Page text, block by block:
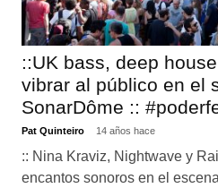
::UK bass, deep
vibrar al público en el
SonarDôme ::
Pat Quinteiro 14 años hace
:: Nina Kraviz, Nightwave y
encantos sonoros en el